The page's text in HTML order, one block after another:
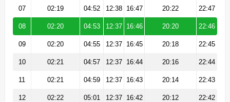
07 02:19 04:52 12:38 16:47 20:22 22:47
08 02:20 04:53 12:37 16:46 20:20 22:46
09 02:20 04:55 12:37 16:45 20:18 22:45
10 02:21 04:57 12:37 16:44 20:16 22:44
11 02:21 04:59 12:37 16:43 20:14 22:43
12 02:22 05:01 12:37 16:42 20:12 22:42